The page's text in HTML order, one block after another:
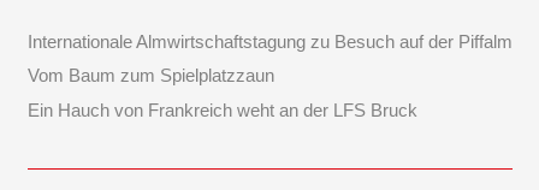
Internationale Almwirtschaftstagung zu Besuch auf der Piffalm
Vom Baum zum Spielplatzzaun
Ein Hauch von Frankreich weht an der LFS Bruck